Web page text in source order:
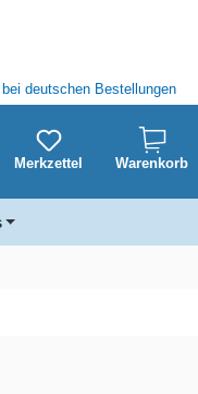
deutschen Bestellungen
Merkzettel Warenkorb